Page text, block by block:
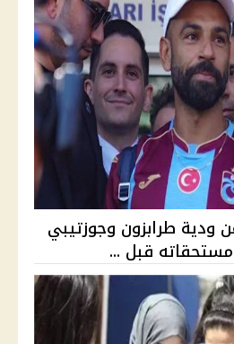
ودية طرابزون وجوزتيبي
قبل ...